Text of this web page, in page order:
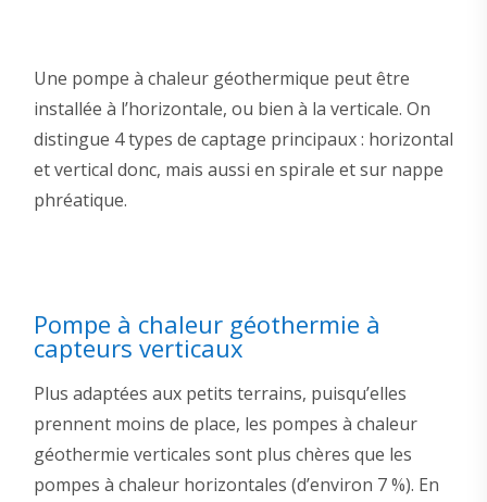
Une pompe à chaleur géothermique peut être
installée à l’horizontale, ou bien à la verticale. On
distingue 4 types de captage principaux : horizontal
et vertical donc, mais aussi en spirale et sur nappe
phréatique.
Pompe à chaleur géothermie à
capteurs verticaux
Plus adaptées aux petits terrains, puisqu’elles
prennent moins de place, les pompes à chaleur
géothermie verticales sont plus chères que les
pompes à chaleur horizontales (d’environ 7 %). En